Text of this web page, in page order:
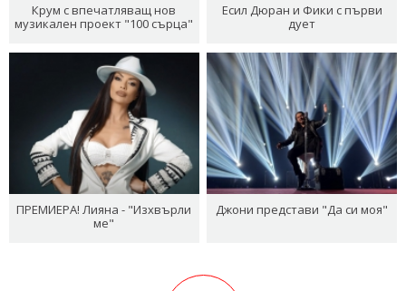
Крум с впечатляващ нов
музикален проект "100 сърца"
Есил Дюран и Фики с първи
дует
ПРЕМИЕРА! Лияна - "Изхвърли
ме"
Джони представи "Да си моя"